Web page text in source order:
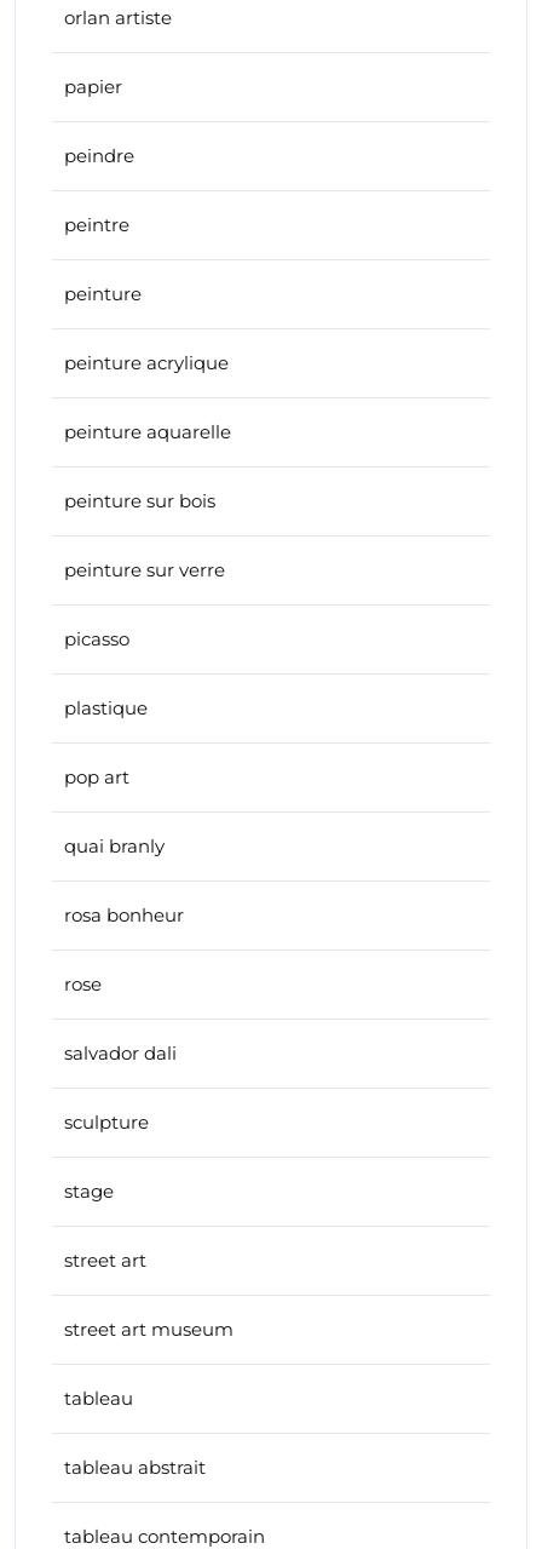
orlan artiste
papier
peindre
peintre
peinture
peinture acrylique
peinture aquarelle
peinture sur bois
peinture sur verre
picasso
plastique
pop art
quai branly
rosa bonheur
rose
salvador dali
sculpture
stage
street art
street art museum
tableau
tableau abstrait
tableau contemporain